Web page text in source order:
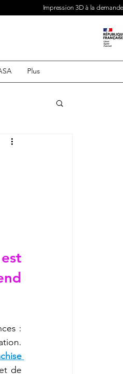
Impression 3D à la demande
Plus
:
de